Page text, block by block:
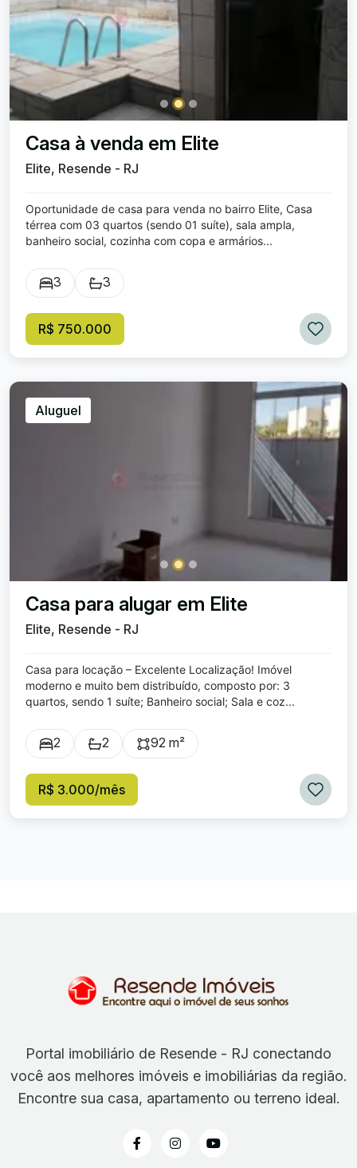
Casa à venda em Elite
Elite, Resende - RJ
Oportunidade de casa para venda no bairro Elite, Casa
térrea com 03 quartos (sendo 01 suíte), sala ampla,
banheiro social, cozinha com copa e armários...
3 3
R$ 750.000
Aluguel
Casa para alugar em Elite
Elite, Resende - RJ
Casa para locação – Excelente Localização! Imóvel
moderno e muito bem distribuído, composto por: 3
quartos, sendo 1 suíte; Banheiro social; Sala e coz...
2 2 92 m²
R$ 3.000/mês
Portal imobiliário de Resende - RJ conectando
você aos melhores imóveis e imobiliárias da região.
Encontre sua casa, apartamento ou terreno ideal.